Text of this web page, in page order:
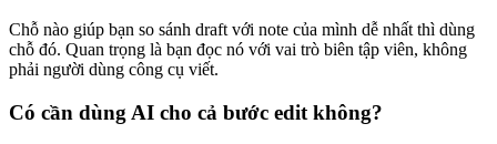
Chỗ nào giúp bạn so sánh draft với note của mình dễ nhất thì dùng
chỗ đó. Quan trọng là bạn đọc nó với vai trò biên tập viên, không
phải người dùng công cụ viết.
Có cần dùng AI cho cả bước edit không?